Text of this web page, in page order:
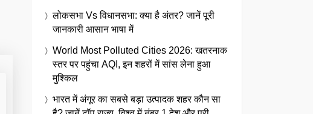
लोकसभा Vs विधानसभा: क्या है अंतर? जानें पूरी
जानकारी आसान भाषा में
World Most Polluted Cities 2026: खतरनाक
स्तर पर पहुंचा AQI, इन शहरों में सांस लेना हुआ
मुश्किल
भारत में अंगूर का सबसे बड़ा उत्पादक शहर कौन सा